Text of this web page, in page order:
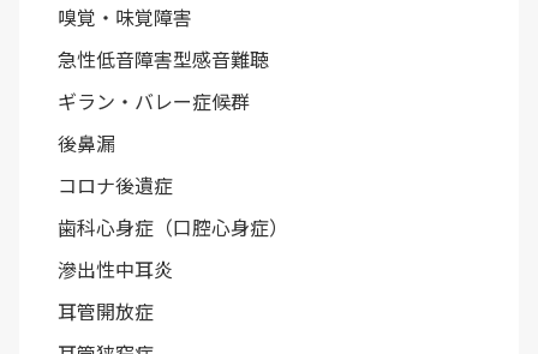
嗅覚・味覚障害
急性低音障害型感音難聴
ギラン・バレー症候群
後鼻漏
コロナ後遺症
歯科心身症（口腔心身症）
滲出性中耳炎
耳管開放症